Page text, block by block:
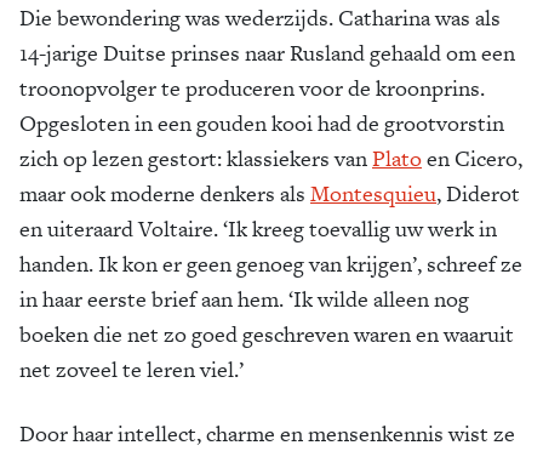
Die bewondering was wederzijds. Catharina was als
14-jarige Duitse prinses naar Rusland gehaald om een
troonopvolger te produceren voor de kroonprins.
Opgesloten in een gouden kooi had de grootvorstin
zich op lezen gestort: klassiekers vanPlatoen Cicero,
maar ook moderne denkers als Montesquieu, Diderot
en uiteraard Voltaire. ‘Ik kreeg toevallig uw werk in
handen. Ik kon er geen genoeg van krijgen’, schreef ze
in haar eerste brief aan hem. ‘Ik wilde alleen nog
boeken die net zo goed geschreven waren en waaruit
net zoveel te leren viel.’
Door haar intellect, charme en mensenkennis wist ze